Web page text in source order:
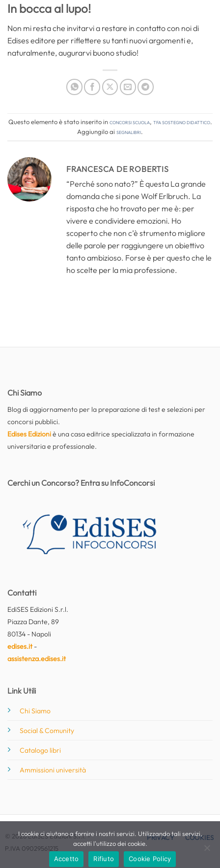
In bocca al lupo!
Non mi resta che invitarvi a restare in contatto con noi di
Edises editore per riflettere su tanti nuovi argomenti e,
naturalmente, augurarvi buono studio!
Questo elemento è stato inserito inConcorsi Scuola, TFA Sostegno Didattico.
Aggiungilo ai segnalibri.
FRANCESCA DE ROBERTIS
“Perché sono nato?” È questa La grande
domanda che si pone Wolf Erlbruch. La
risposta che ho trovato per me è: per
vivere e condividere emozioni. Ho
scoperto che non c’è strumento migliore
delle parole per raggiungere un obiettivo
tanto ambizioso. Forse è per questo che le
ho scelte per la mia professione.
Chi Siamo
Blog di aggiornamento per la preparazione di test e selezioni per
concorsi pubblici.
Edises Edizioniè una casa editrice specializzata in formazione
universitaria e professionale.
Contatti
EdiSES Edizioni S.r.l.
Piazza Dante, 89
80134 - Napoli
edises.it-
assistenza.edises.it
Link Utili
Chi Siamo
Social & Comunity
Catalogo libri
Ammissioni università
Cerchi un Concorso? Entra su InfoConcorsi
© 2026 EdiSES Edizioni S.r.l. -
P.IVA 09029561215
PRIVACY COOKIES
I cookie ci aiutano a fornire i nostri servizi. Utilizzando tali servizi,
accetti l'utilizzo dei cookie.
Accetto
Rifiuto Cookie Policy